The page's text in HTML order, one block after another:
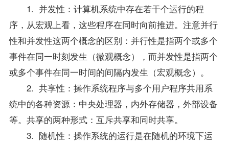
1. 并发性：计算机系统中存在若干个运行的程
序，从宏观上看，这些程序在同时向前推进。注意并行
性和并发性这两个概念的区别：并行性是指两个或多个
事件在同一时刻发生（微观概念），而并发性是指两个
或多个事件在同一时间的间隔内发生（宏观概念）。
2. 共享性：操作系统程序与多个用户程序共用系
统中的各种资源：中央处理器，内外存储器，外部设备
等。共享的两种形式：互斥共享和同时共享。
3. 随机性：操作系统的运行是在随机的环境下运